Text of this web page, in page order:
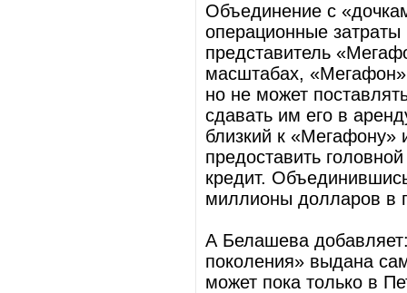
Объединение с
операционные
представитель
масштабах, «Мегафон»
но не может
сдавать им его в
близкий к «Мегафону»
предоставить
кредит.
миллионы долларов в
А Белашева добавляет:
поколения» выдана
может пока только в